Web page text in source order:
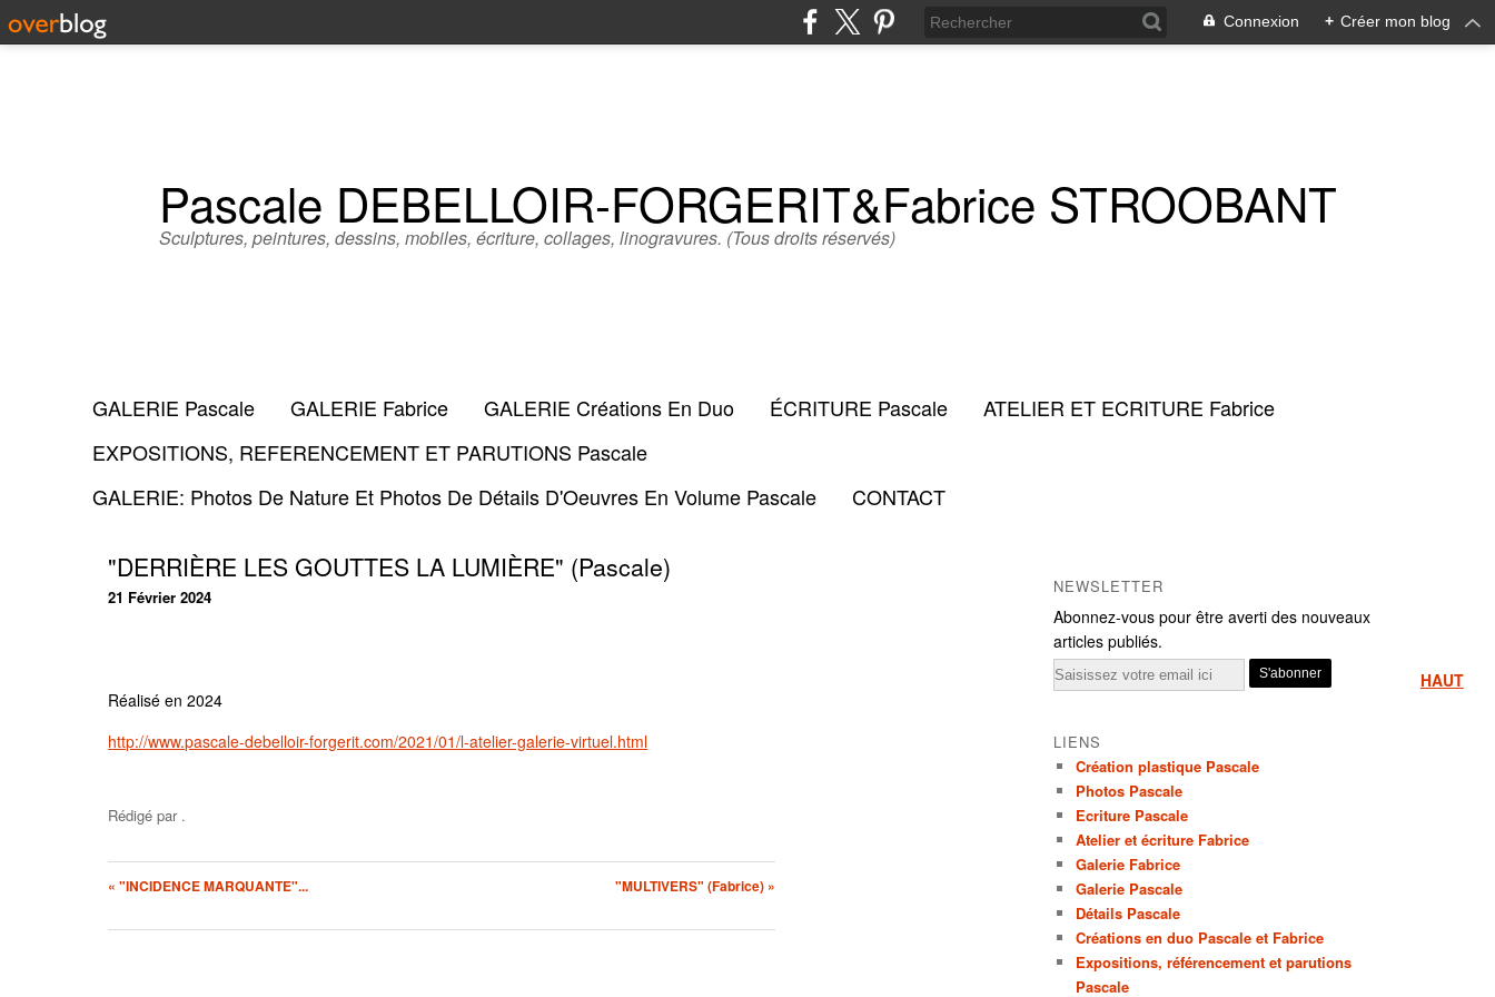
Connexion + Créer mon blog
Pascale DEBELLOIR-FORGERIT&Fabrice STROOBANT
Sculptures, peintures, dessins, mobiles, écriture, collages, linogravures. (Tous droits réservés)
GALERIE Pascale GALERIE Fabrice GALERIE Créations En Duo ÉCRITURE Pascale
ATELIER ET ECRITURE Fabrice
EXPOSITIONS, REFERENCEMENT ET PARUTIONS Pascale
GALERIE: Photos De Nature Et Photos De Détails D'Oeuvres En Volume Pascale
CONTACT
HAUT
"DERRIÈRE LES GOUTTES LA LUMIÈRE" (Pascale)
21 Février 2024
Réalisé en 2024
http://www.pascale-debelloir-forgerit.com/2021/01/l-atelier-galerie-virtuel.html
Rédigé par .
« "INCIDENCE MARQUANTE"... "MULTIVERS" (Fabrice) »
NEWSLETTER
Abonnez-vous pour être averti des nouveaux
articles publiés.
Email
LIENS
Création plastique Pascale
Photos Pascale
Ecriture Pascale
Atelier et écriture Fabrice
Galerie Fabrice
Galerie Pascale
Détails Pascale
Créations en duo Pascale et Fabrice
Expositions, référencement et parutions
Pascale